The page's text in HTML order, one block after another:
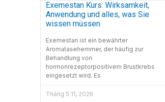
Exemestan Kurs: Wirksamkeit,
Anwendung und alles, was Sie
wissen müssen
Exemestan ist ein bewährter
Aromatasehemmer, der häufig zur
Behandlung von
hormonrezeptorpositivem Brustkrebs
eingesetzt wird. Es
Tháng 5 11, 2026